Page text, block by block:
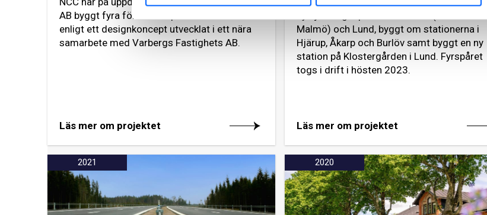
AB byggt fyra förskolor i passivhusteknik.
enligt ett designkoncept utvecklat i ett nära
samarbete med Varbergs Fastighets AB.
Läs mer om projektet
Malmö) och Lund, byggt om stationerna i
Hjärup, Åkarp och Burlöv samt byggt en ny
station på Klostergården i Lund. Fyrspåret
togs i drift i hösten 2023.
Läs mer om projektet
2021 2020